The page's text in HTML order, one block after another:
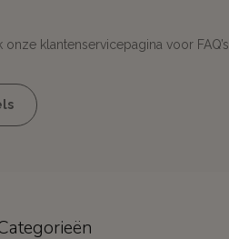
klantenservicepagina voor FAQ’s,